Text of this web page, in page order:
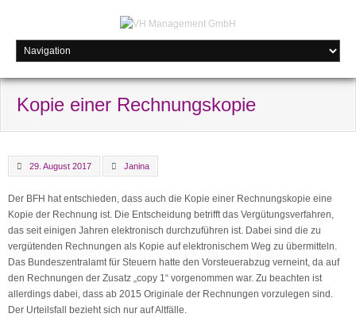
Kopie einer Rechnungskopie
29. August 2017 Janina
Der BFH hat entschieden, dass auch die Kopie einer Rechnungskopie eine
Kopie der Rechnung ist. Die Entscheidung betrifft das Vergütungsverfahren,
das seit einigen Jahren elektronisch durchzuführen ist. Dabei sind die zu
vergütenden Rechnungen als Kopie auf elektronischem Weg zu übermitteln.
Das Bundeszentralamt für Steuern hatte den Vorsteuerabzug verneint, da auf
den Rechnungen der Zusatz „copy 1“ vorgenommen war. Zu beachten ist
allerdings dabei, dass ab 2015 Originale der Rechnungen vorzulegen sind.
Der Urteilsfall bezieht sich nur auf Altfälle.